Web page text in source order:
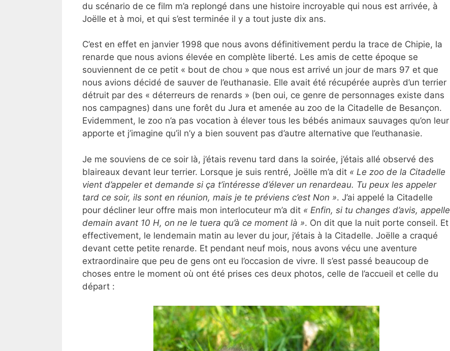
du scénario de ce film m’a replongé dans une histoire incroyable qui nous est arrivée, à
Joëlle et à moi, et qui s’est terminée il y a tout juste dix ans.
C’est en effet en janvier 1998 que nous avons définitivement perdu la trace de Chipie, la
renarde que nous avions élevée en complète liberté. Les amis de cette époque se
souviennent de ce petit « bout de chou » que nous est arrivé un jour de mars 97 et que
nous avions décidé de sauver de l’euthanasie. Elle avait été récupérée auprès d’un terrier
détruit par des « déterreurs de renards » (ben oui, ce genre de personnages existe dans
nos campagnes) dans une forêt du Jura et amenée au zoo de la Citadelle de Besançon.
Evidemment, le zoo n’a pas vocation à élever tous les bébés animaux sauvages qu’on leur
apporte et j’imagine qu’il n’y a bien souvent pas d’autre alternative que l’euthanasie.
Je me souviens de ce soir là, j’étais revenu tard dans la soirée, j’étais allé observé des
blaireaux devant leur terrier. Lorsque je suis rentré, Joëlle m’a dit « Le zoo de la Citadelle
vient d’appeler et demande si ça t’intéresse d’élever un renardeau. Tu peux les appeler
tard ce soir, ils sont en réunion, mais je te préviens c’est Non ». J’ai appelé la Citadelle
pour décliner leur offre mais mon interlocuteur m’a dit « Enfin, si tu changes d’avis, appelle
demain avant 10 H, on ne le tuera qu’à ce moment là ». On dit que la nuit porte conseil. Et
effectivement, le lendemain matin au lever du jour, j’étais à la Citadelle. Joëlle a craqué
devant cette petite renarde. Et pendant neuf mois, nous avons vécu une aventure
extraordinaire que peu de gens ont eu l’occasion de vivre. Il s’est passé beaucoup de
choses entre le moment où ont été prises ces deux photos, celle de l’accueil et celle du
départ :